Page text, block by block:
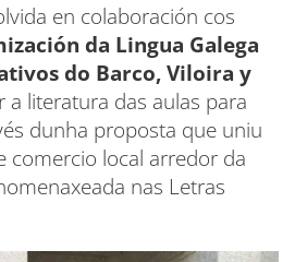
en colaboración cos
da Lingua Galega
do Barco, Viloira y
a literatura das aulas para
dunha proposta que uniu
comercio local arredor da
nas Letras